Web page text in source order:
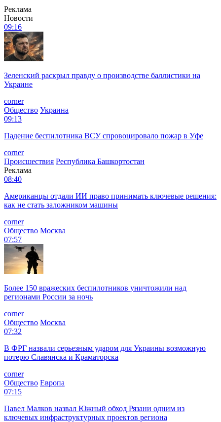
Реклама
Новости
09:16
Зеленский раскрыл правду о производстве баллистики на
Украине
corner
Общество Украина
09:13
Падение беспилотника ВСУ спровоцировало пожар в Уфе
corner
Происшествия Республика Башкортостан
Реклама
08:40
Американцы отдали ИИ право принимать ключевые решения:
как не стать заложником машины
corner
Общество Москва
07:57
Более 150 вражеских беспилотников уничтожили над
регионами России за ночь
corner
Общество Москва
07:32
В ФРГ назвали серьезным ударом для Украины возможную
потерю Славянска и Краматорска
corner
Общество Европа
07:15
Павел Малков назвал Южный обход Рязани одним из
ключевых инфраструктурных проектов региона